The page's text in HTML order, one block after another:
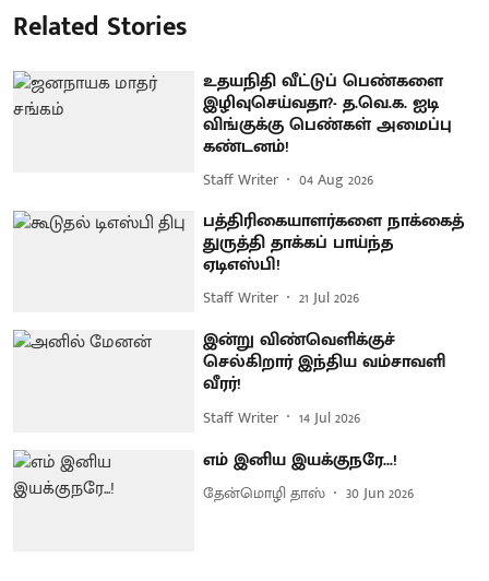
Related Stories
உதயநிதி வீட்டுப் பெண்களை
இழிவுசெய்வதா?- த.வெ.க. ஐடி
விங்குக்கு பெண்கள் அமைப்பு
கண்டனம்!
Staff Writer 04 Aug 2026
பத்திரிகையாளர்களை நாக்கைத்
துருத்தி தாக்கப் பாய்ந்த
ஏடிஎஸ்பி!
Staff Writer 21 Jul 2026
இன்று விண்வெளிக்குச்
செல்கிறார் இந்திய வம்சாவளி
வீரர்!
Staff Writer 14 Jul 2026
எம் இனிய இயக்குநரே...!
தேன்மொழி தாஸ் 30 Jun 2026